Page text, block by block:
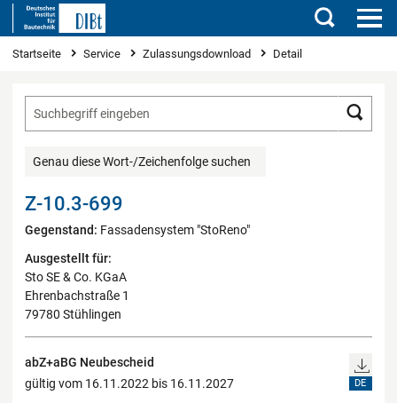
Suchen
Sie sind hier
Startseite Service Zulassungsdownload Detail
Genau diese Wort-/Zeichenfolge suchen
Z-10.3-699
Gegenstand: Fassadensystem "StoReno"
Ausgestellt für:
Sto SE & Co. KGaA
Ehrenbachstraße 1
79780 Stühlingen
abZ+aBG Neubescheid
gültig vom 16.11.2022 bis 16.11.2027
DE